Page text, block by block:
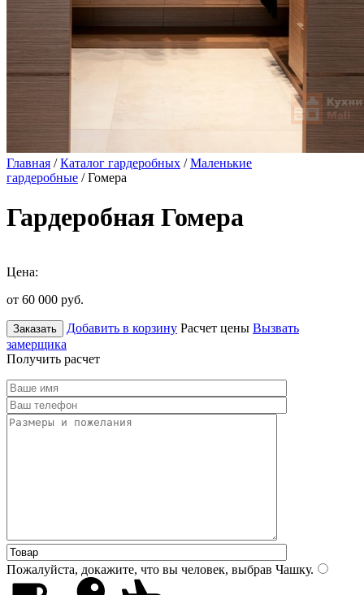
Главная /Каталог гардеробных /Маленькие
гардеробные / Гомера
Гардеробная Гомера
Цена:
от 60 000 руб.
Заказать Добавить в корзину Расчет цены Вызвать
замерщика
Получить расчет
Пожалуйста, докажите, что вы человек, выбрав Чашку.